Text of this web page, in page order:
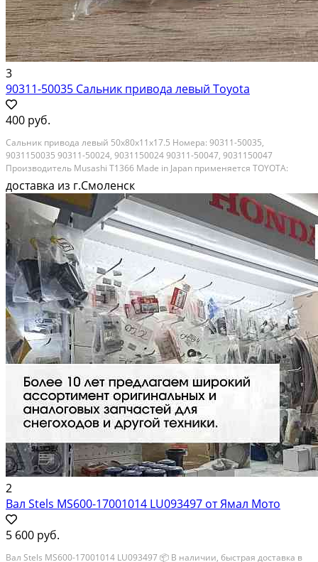
3
90311-50035 Сальник привода левый Toyota
400 руб.
Сальник привода левый 50х80х11x17.5 Номера: 90311-50035,
9031150035 90311-50024, 9031150024 90311-50047, 9031150047
Производитель Musashi T1366 Made in Japan применяется TOYOTA:
AVENSIS CAMRY/VISTA/AURION COROLLA COROLLA ALTIS COROLLA MATRIX
PREVIA/TARAGO RAV4 VANGUARD SCION TC SCION XB SOLARA...
доставка из г.Смоленск
2
Вал Stels MS600-17001014 LU093497 от Ямал Мото
5 600 руб.
Вал Stels MS600-17001014 LU093497 📦 В наличии, быстрая доставка в